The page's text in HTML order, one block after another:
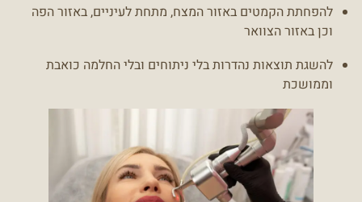
להפחתת הקמטים באזור המצח, מתחת לעיניים, באזור הפה
וכן באזור הצוואר
להשגת תוצאות נהדרות בלי ניתוחים ובלי החלמה כואבת
וממושכת